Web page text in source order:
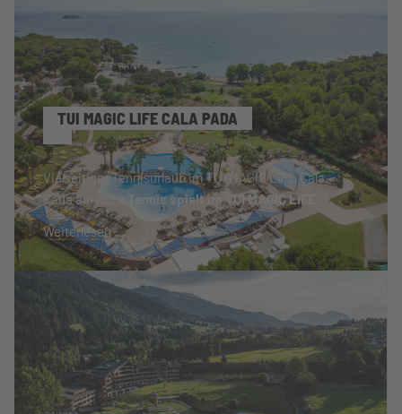
TUI MAGIC LIFE CALA PADA
Vielseitiger Tennisurlaub im TUI MAGIC LIFE Cala
Pada auf Ibiza Tennis spielt im TUI MAGIC LIFE
Weiterlesen …